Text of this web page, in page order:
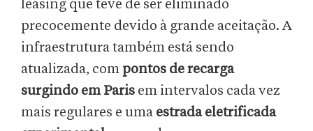
leasing que teve de ser eliminado
precocemente devido à grande aceitação. A
infraestrutura também está sendo
atualizada, com pontos de recarga
surgindo em Paris em intervalos cada vez
mais regulares e uma estrada eletrificada